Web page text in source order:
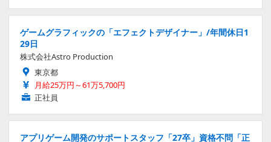
ゲームグラフィックの「エフェクトデザイナー」/年間休日1
29日
株式会社Astro Production
東京都
月給25万円～61万5,700円
正社員
アプリゲーム開発のサポートスタッフ「27卒」資格不問「正